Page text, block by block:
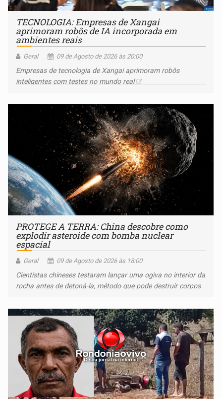
TECNOLOGIA: Empresas de Xangai
aprimoram robôs de IA incorporada em
ambientes reais
Geral 09 de Agosto de 2026 às 20:00
Empresas de tecnologia de Xangai aprimoram robôs
inteligentes com testes no mundo real
PROTEGE A TERRA: China descobre como
explodir asteroide com bomba nuclear
espacial
Geral 09 de Agosto de 2026 às 18:00
Cientistas chineses testaram lançar uma ogiva no interior da
rocha antes de detoná-la, método que pode destruir corpos